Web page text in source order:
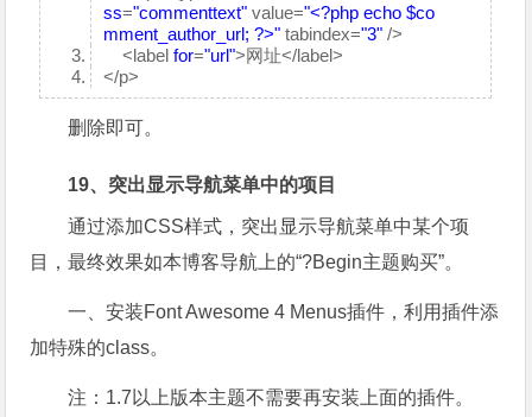
ss="commenttext" value="<?php echo $co
mment_author_url; ?>" tabindex="3" />
<labelfor="url">网址</label>
</p>
删除即可。
19、突出显示导航菜单中的项目
通过添加CSS样式，突出显示导航菜单中某个项
目，最终效果如本博客导航上的“?Begin主题购买”。
一、安装Font Awesome 4 Menus插件，利用插件添
加特殊的class。
注：1.7以上版本主题不需要再安装上面的插件。